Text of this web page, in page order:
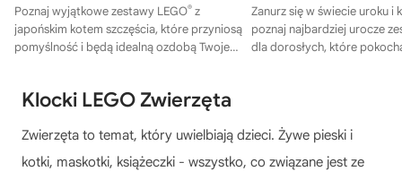
Poznaj wyjątkowe zestawy LEGO® z
japońskim kotem szczęścia, które przyniosą
pomyślność i będą idealną ozdobą Twojego
Zanurz się w świecie uroku
poznaj najbardziej urocze
dla dorosłych, które
Klocki LEGO Zwierzęta
Zwierzęta to temat, który uwielbiają dzieci. Żywe pieski i
kotki, maskotki, książeczki - wszystko, co związane jest ze